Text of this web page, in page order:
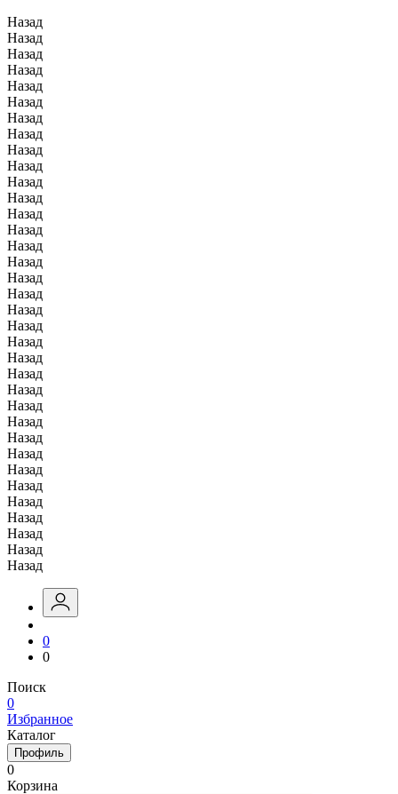
Назад
Назад
Назад
Назад
Назад
Назад
Назад
Назад
Назад
Назад
Назад
Назад
Назад
Назад
Назад
Назад
Назад
Назад
Назад
Назад
Назад
Назад
Назад
Назад
Назад
Назад
Назад
Назад
Назад
Назад
Назад
Назад
Назад
Назад
Назад
0
0
Поиск
0
Избранное
Каталог
Профиль
0
Корзина